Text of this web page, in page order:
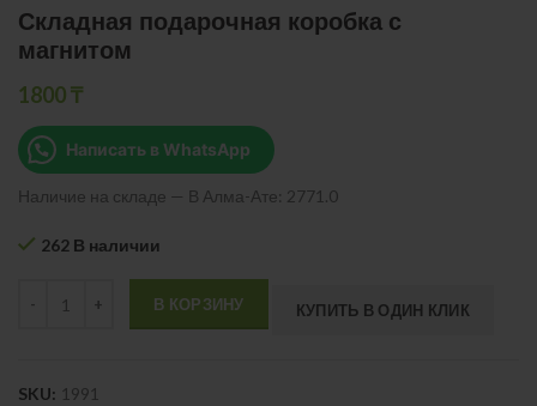
Складная подарочная коробка с
магнитом
1800₸
Написать в WhatsApp
Наличие на складе — В Алма-Ате: 2771.0
262 В наличии
В КОРЗИНУ КУПИТЬ В ОДИН КЛИК
SKU: 1991